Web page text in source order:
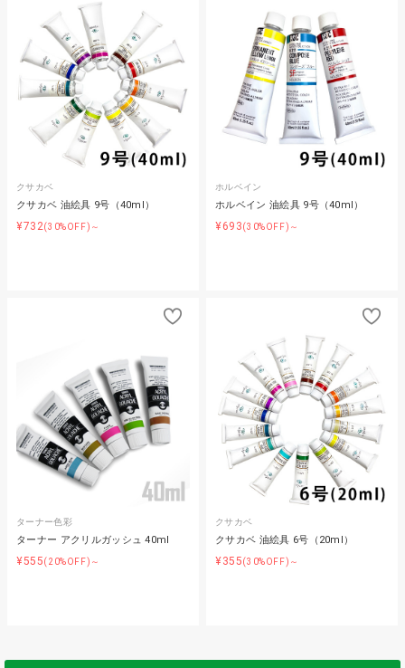
クサカベ
クサカベ 油絵具 9号（40ml）
¥732(30%OFF)～
ホルベイン
ホルベイン 油絵具 9号（40ml）
¥693(30%OFF)～
ターナー色彩
ターナー アクリルガッシュ 40ml
¥555(20%OFF)～
クサカベ
クサカベ 油絵具 6号（20ml）
¥355(30%OFF)～